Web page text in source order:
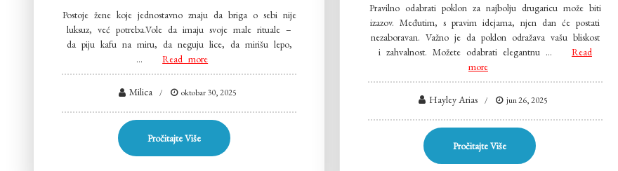
Postoje žene koje jednostavno znaju da briga o sebi nije
luksuz, već potreba.Vole da imaju svoje male rituale –
da piju kafu na miru, da neguju lice, da mirišu lepo,
…
Read more
Milica oktobar 30, 2025
Pročitajte Više
Pravilno odabrati poklon za najbolju drugaricu može biti
izazov. Međutim, s pravim idejama, njen dan će postati
nezaboravan. Važno je da poklon odražava vašu bliskost
i zahvalnost. Možete odabrati elegantnu …
Read
more
Hayley Arias jun 26, 2025
Pročitajte Više